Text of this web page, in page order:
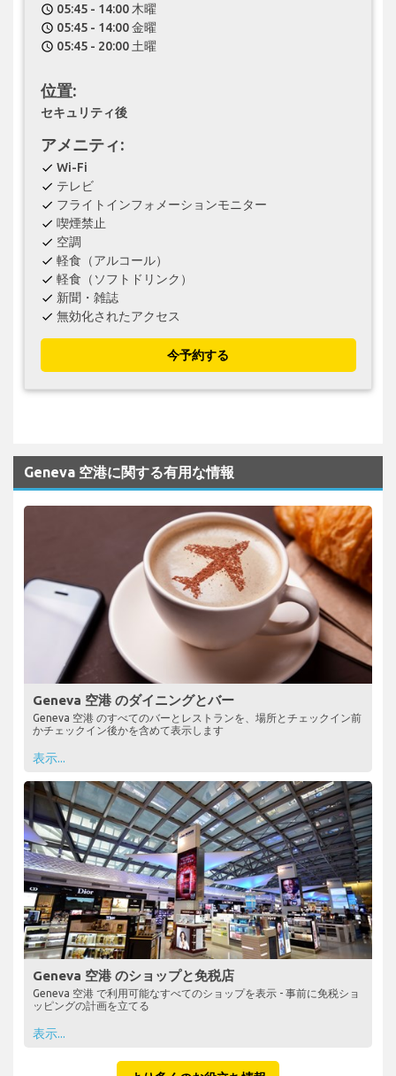
schedule 05:45 - 14:00 木曜
schedule 05:45 - 14:00 金曜
schedule 05:45 - 20:00 土曜
位置:
セキュリティ後
アメニティ:
check Wi-Fi
check テレビ
check フライトインフォメーションモニター
check 喫煙禁止
check 空調
check 軽食（アルコール）
check 軽食（ソフトドリンク）
check 新聞・雑誌
check 無効化されたアクセス
今予約する
Geneva 空港に関する有用な情報
Geneva 空港 のダイニングとバー
Geneva 空港 のすべてのバーとレストランを、場所とチェックイン前
かチェックイン後かを含めて表示します
表示...
Geneva 空港 のショップと免税店
Geneva 空港 で利用可能なすべてのショップを表示 - 事前に免税ショ
ッピングの計画を立てる
表示...